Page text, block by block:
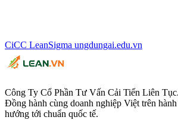
CiCC LeanSigma ungdungai.edu.vn
Công Ty Cổ Phần Tư Vấn Cải Tiến Liên Tục.
Đồng hành cùng doanh nghiệp Việt trên
hướng tới chuẩn quốc tế.